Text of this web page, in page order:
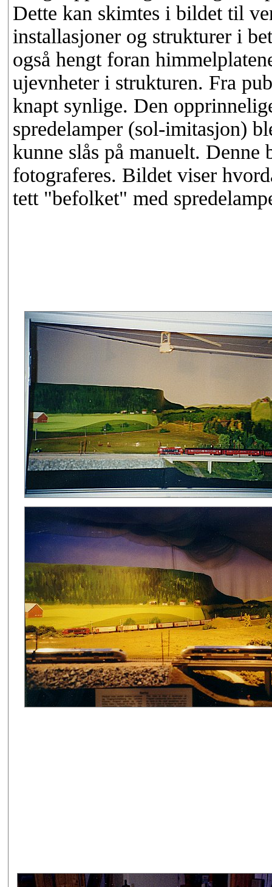
Dette kan skimtes i bildet til
installasjoner og strukturer i
også hengt foran
ujevnheter i strukturen. Fra
knapt synlige. Den
spredelamper (sol-imitasjon)
kunne slås på manuelt. Denne
fotograferes. Bildet viser
tett "befolket" med